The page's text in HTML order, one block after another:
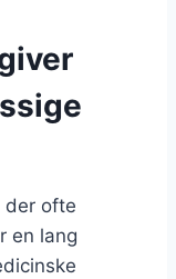
der ofte
en lang